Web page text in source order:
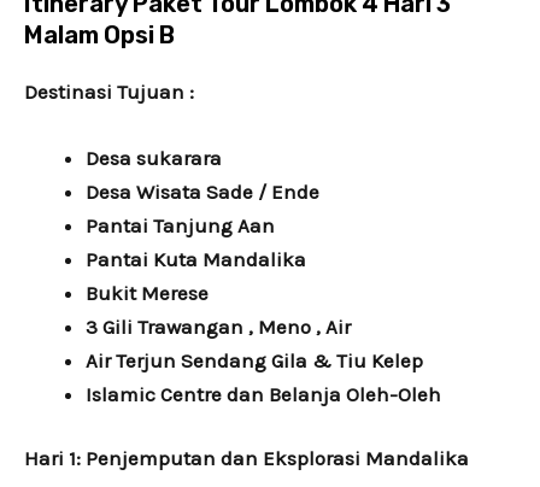
Malam Opsi B
Destinasi Tujuan :
Desa sukarara
Desa Wisata Sade / Ende
Pantai Tanjung Aan
Pantai Kuta Mandalika
Bukit Merese
3 Gili Trawangan , Meno , Air
Air Terjun Sendang Gila & Tiu Kelep
Islamic Centre dan Belanja Oleh-Oleh
Hari 1: Penjemputan dan Eksplorasi Mandalika